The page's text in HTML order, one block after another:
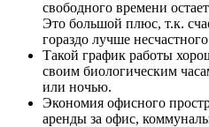
свободного времени
Это большой плюс, т.к.
гораздо лучше
Такой график работы
своим биологическим
или ночью.
Экономия офисного
аренды за офис,